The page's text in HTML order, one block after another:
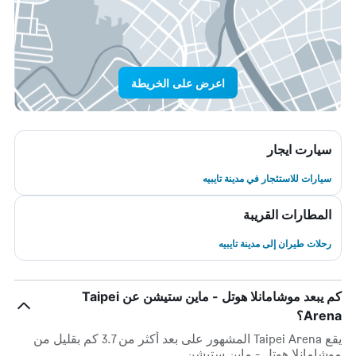
اعرض على الخريطة
سيارت ايجار
سيارات للاستئجار في مدينة تايبيه
المطارات القريبة
رحلات طيران إلى مدينة تايبيه
كم يبعد موشامانلا هوتل - ماين ستيشن عن Taipei
Arena؟
يقع Taipei Arena المشهور على بعد أكثر من 3.7 كم بقليل من